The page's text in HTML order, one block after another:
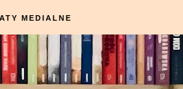
MEDIALNE